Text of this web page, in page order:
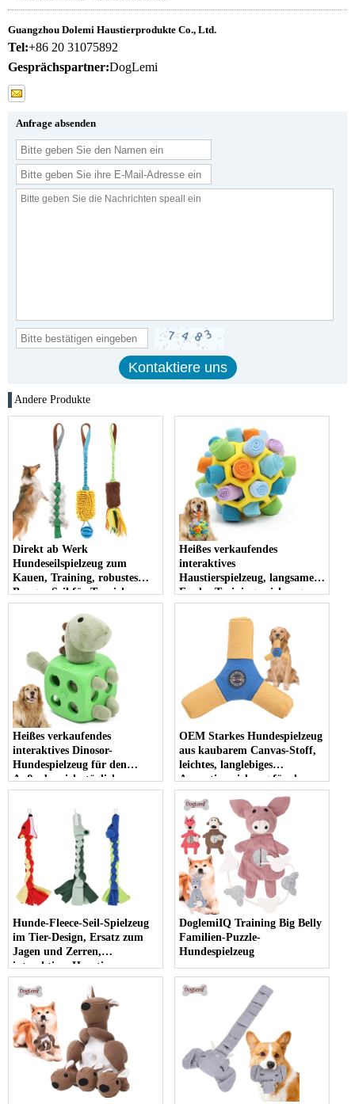
Guangzhou Dolemi Haustierprodukte Co., Ltd.
Tel:+86 20 31075892
Gesprächspartner:DogLemi
Anfrage absenden
Andere Produkte
Direkt ab Werk
Hundeseilspielzeug zum
Kauen, Training, robustes
Bungee-Seil für Tauziehen-
Hundespielzeug
Heißes verkaufendes
interaktives
Haustierspielzeug, langsames
Feeder-Trainingsspielzeug,
Kauspielzeug für Haustiere,
Haustierspielzeug und
Zubehör für Bewegung und
Heißes verkaufendes
interaktives Dinosor-
Hundespielzeug für den
Außenbereich, tägliche
Unterhaltung,
umweltfreundliches
Haustierspielzeug,
Hundegummispielzeug
OEM Starkes Hundespielzeug
aus kaubarem Canvas-Stoff,
leichtes, langlebiges
Apportierspielzeug für den
Außenbereich
Hunde-Fleece-Seil-Spielzeug
im Tier-Design, Ersatz zum
Jagen und Zerren,
interaktives Haustier-
Kauspielzeug für Hunde
DoglemiIQ Training Big Belly
Familien-Puzzle-
Hundespielzeug